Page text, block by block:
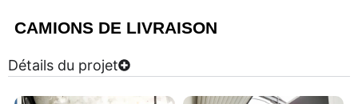
CAMIONS DE LIVRAISON
Détails du projet